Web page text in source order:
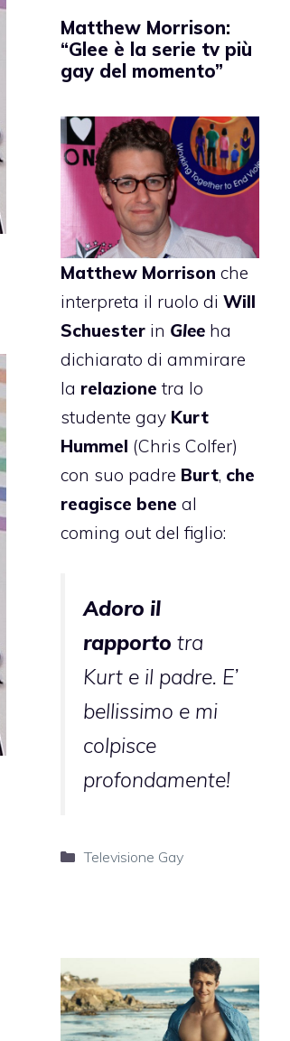
Matthew Morrison:
“Glee è la serie tv più
gay del momento”
Matthew Morrison che
interpreta il ruolo di Will
Schuester in Glee ha
dichiarato di ammirare
la relazione tra lo
studente gay Kurt
Hummel (Chris Colfer)
con suo padre Burt, che
reagisce bene al
coming out del figlio:
Adoro il
rapporto tra
Kurt e il padre. E’
bellissimo e mi
colpisce
profondamente!
Categorie
Televisione Gay